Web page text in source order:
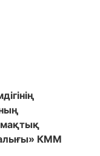
КММ